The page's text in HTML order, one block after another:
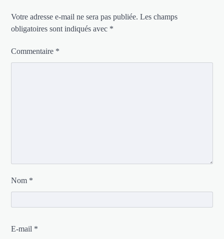
Votre adresse e-mail ne sera pas publiée. Les champs
obligatoires sont indiqués avec *
Commentaire *
Nom *
E-mail *